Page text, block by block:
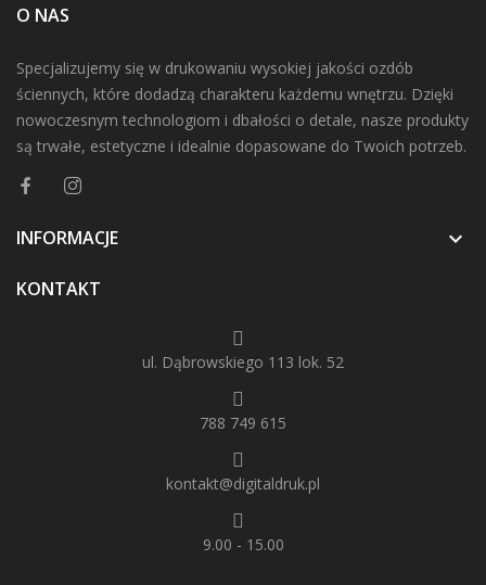
O NAS
Specjalizujemy się w drukowaniu wysokiej jakości ozdób
ściennych, które dodadzą charakteru każdemu wnętrzu. Dzięki
nowoczesnym technologiom i dbałości o detale, nasze produkty
są trwałe, estetyczne i idealnie dopasowane do Twoich potrzeb.
INFORMACJE 
KONTAKT
ul. Dąbrowskiego 113 lok. 52
788 749 615
kontakt@digitaldruk.pl
9.00 - 15.00